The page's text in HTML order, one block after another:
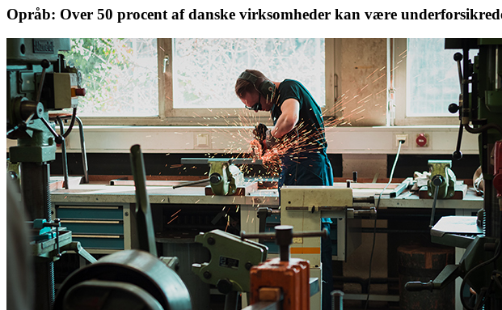
Opråb: Over 50 procent af danske virksomheder kan være